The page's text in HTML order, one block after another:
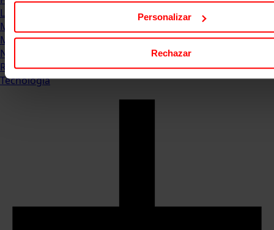
Personalizar
Rechazar
Luxury
Management
Marketing & Comunicación
Negocios
Recursos Humanos
Tecnología